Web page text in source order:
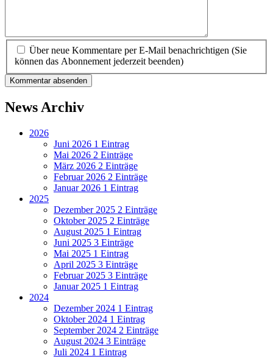
Über neue Kommentare per E-Mail benachrichtigen (Sie
können das Abonnement jederzeit beenden)
Kommentar absenden
News Archiv
2026
Juni 2026 1 Eintrag
Mai 2026 2 Einträge
März 2026 2 Einträge
Februar 2026 2 Einträge
Januar 2026 1 Eintrag
2025
Dezember 2025 2 Einträge
Oktober 2025 2 Einträge
August 2025 1 Eintrag
Juni 2025 3 Einträge
Mai 2025 1 Eintrag
April 2025 3 Einträge
Februar 2025 3 Einträge
Januar 2025 1 Eintrag
2024
Dezember 2024 1 Eintrag
Oktober 2024 1 Eintrag
September 2024 2 Einträge
August 2024 3 Einträge
Juli 2024 1 Eintrag